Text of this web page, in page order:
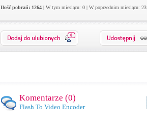
Ilość pobrań: 1264| W tym miesiącu: 0 | W poprzednim miesiącu: 23
0
Komentarze (0)
Flash To Video Encoder